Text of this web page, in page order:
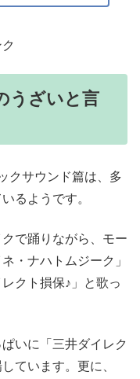
うざいと言
クサウンド篇は、多
るようです。
で踊りながら、モー
・ナハトムジーク」
クト損保♪」と歌っ
いに「三井ダイレク
ています。更に、